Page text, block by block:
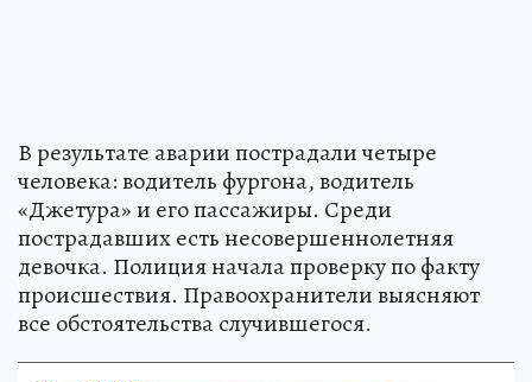
В результате аварии пострадали четыре
человека: водитель фургона, водитель
«Джетура» и его пассажиры. Среди
пострадавших есть несовершеннолетняя
девочка. Полиция начала проверку по факту
происшествия. Правоохранители выясняют
все обстоятельства случившегося.